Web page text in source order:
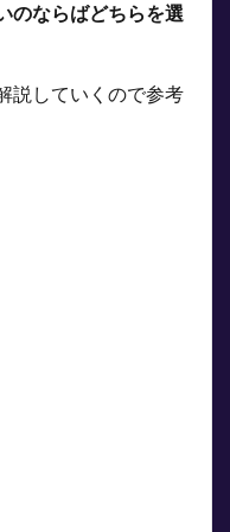
のならばどちらを選
説していくので参考